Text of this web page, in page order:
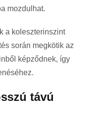
mozdulhat.
a koleszterinszint
során megkötik az
képződnek, így
távú